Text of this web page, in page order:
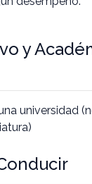
y
universidad